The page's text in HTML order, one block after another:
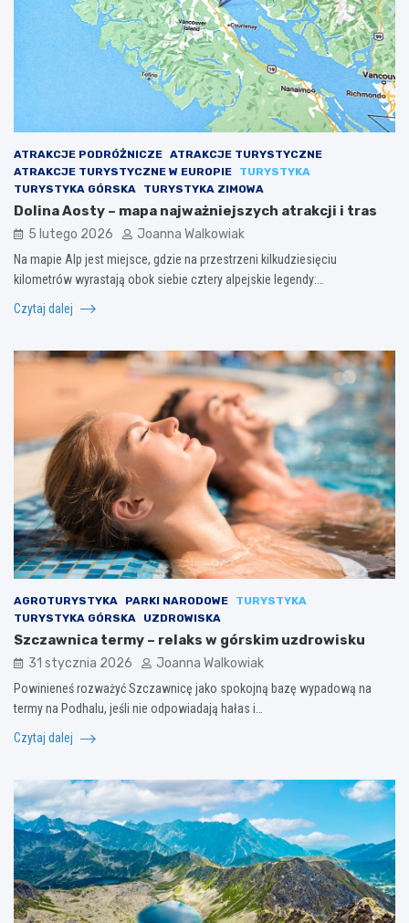
ATRAKCJE PODRÓŻNICZE ATRAKCJE TURYSTYCZNE
ATRAKCJE TURYSTYCZNE W EUROPIE
TURYSTYKA
TURYSTYKA GÓRSKA
TURYSTYKA ZIMOWA
Dolina Aosty – mapa najważniejszych atrakcji i tras
5 lutego 2026 Joanna Walkowiak
Na mapie Alp jest miejsce, gdzie na przestrzeni kilkudziesięciu
kilometrów wyrastają obok siebie cztery alpejskie legendy:…
Czytaj dalej
AGROTURYSTYKA PARKI NARODOWE
TURYSTYKA
TURYSTYKA GÓRSKA
UZDROWISKA
Szczawnica termy – relaks w górskim uzdrowisku
31 stycznia 2026 Joanna Walkowiak
Powinieneś rozważyć Szczawnicę jako spokojną bazę wypadową na
termy na Podhalu, jeśli nie odpowiadają hałas i…
Czytaj dalej